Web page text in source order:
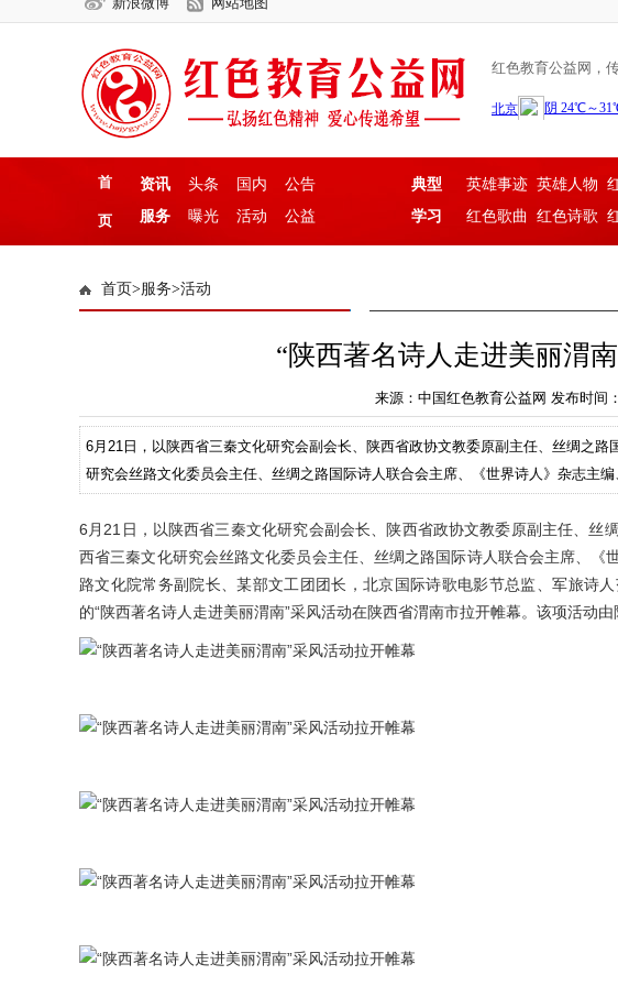
红色教育公益网，
首
页
资讯 头条 国内
公告
服务
曝光 活动 公益
典型 英雄事迹 英雄人物
学习
红色歌曲 红色诗歌
首页>服务>活动
“陕西著名诗人走进美丽渭
来源：中国红色教育公益网 发布时间
6月21日，以陕西省三秦文化研究会副会长、陕西省政协文教委原副主任、丝绸之
研究会丝路文化委员会主任、丝绸之路国际诗人联合会主席、《世界诗人》杂志主
6月21日，以陕西省三秦文化研究会副会长、陕西省政协文教委原副主任、丝
西省三秦文化研究会丝路文化委员会主任、丝绸之路国际诗人联合会主席、
路文化院常务副院长、某部文工团团长，北京国际诗歌电影节总监、军旅诗
的“陕西著名诗人走进美丽渭南”采风活动在陕西省渭南市拉开帷幕。该项活动